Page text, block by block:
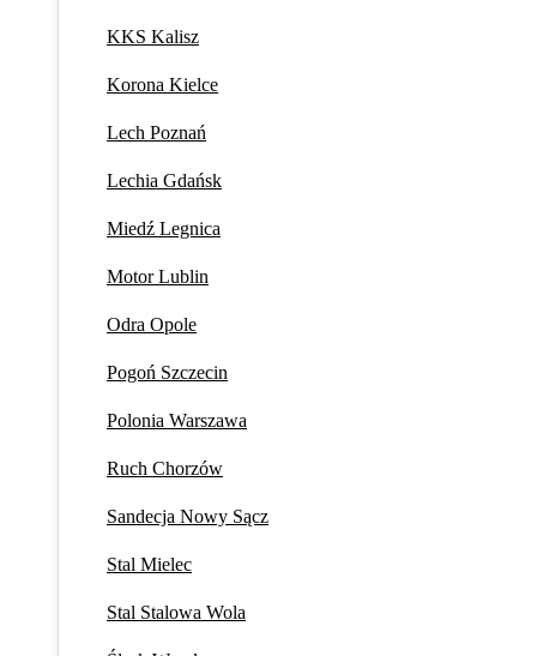
KKS Kalisz
Korona Kielce
Lech Poznań
Lechia Gdańsk
Miedź Legnica
Motor Lublin
Odra Opole
Pogoń Szczecin
Polonia Warszawa
Ruch Chorzów
Sandecja Nowy Sącz
Stal Mielec
Stal Stalowa Wola